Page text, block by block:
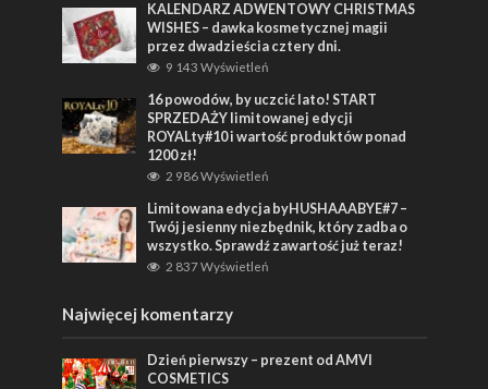
KALENDARZ ADWENTOWY CHRISTMAS
WISHES – dawka kosmetycznej magii
przez dwadzieścia cztery dni.
9 143 Wyświetleń
16 powodów, by uczcić lato! START
SPRZEDAŻY limitowanej edycji
ROYALty#10 i wartość produktów ponad
1200 zł!
2 986 Wyświetleń
Limitowana edycja byHUSHAAABYE#7 –
Twój jesienny niezbędnik, który zadba o
wszystko. Sprawdź zawartość już teraz!
2 837 Wyświetleń
Najwięcej komentarzy
Dzień pierwszy – prezent od AMVI
COSMETICS